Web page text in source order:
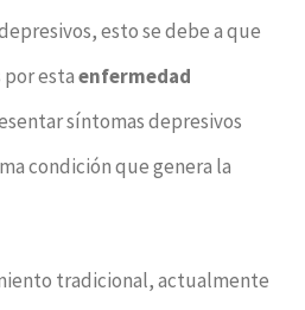
esto se debe a que
por estaenfermedad
síntomas depresivos
condición que genera la
tradicional, actualmente